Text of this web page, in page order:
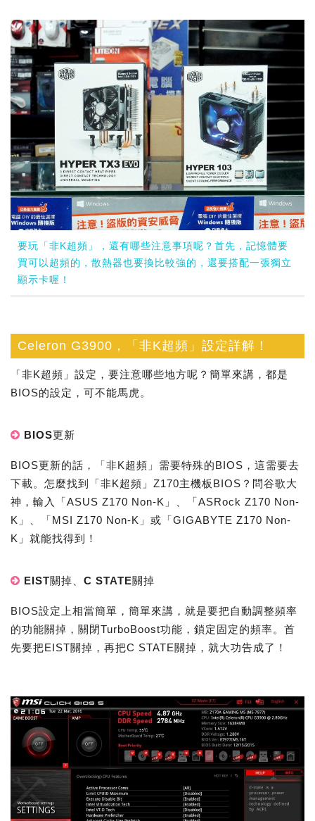
要玩「非K超頻」，還有哪些注意事項呢？首先，記憶體要
買可以超頻的，散熱器也要換比較強的，還要搭配一張獨立
顯示卡喔！
Celeron G3900，「非K超頻」設定詳解！
「非K超頻」設定，要注意哪些地方呢？簡單來講，都是
BIOS的設定，可不能馬虎。
BIOS更新
BIOS更新的話，「非K超頻」需要特殊的BIOS，這需要去
下載。怎麼找到「非K超頻」Z170主機板BIOS？問谷歌大
神，輸入「ASUS Z170 Non-K」、「ASRock Z170 Non-
K」、「MSI Z170 Non-K」或「GIGABYTE Z170 Non-
K」就能找得到！
EIST關掉、C STATE關掉
BIOS設定上相當簡單，簡單來講，就是要把自動調整頻率
的功能關掉，關閉TurboBoost功能，鎖定固定的頻率。首
先要把EIST關掉，再把C STATE關掉，就大功告成了！